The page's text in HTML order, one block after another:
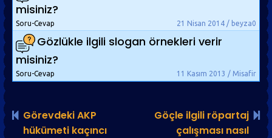
misiniz?
21 Nisan 2014 / beyza0
Soru-Cevap
Gözlükle ilgili slogan örnekleri verir
misiniz?
11 Kasım 2013 / Misafir
Soru-Cevap
Görevdeki AKP
hükümeti kaçıncı
Göçle ilgili röpartaj
çalışması nasıl